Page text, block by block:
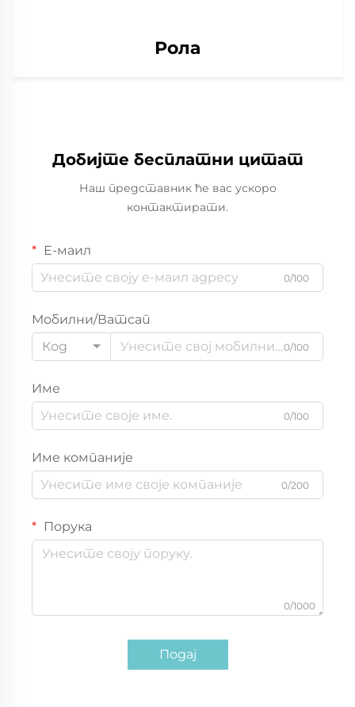
Рола
Добијте бесплатни цитат
Наш представник ће вас ускоро
контактирати.
Е-маил
0/100
Мобилни/Ватсап
Код
0/100
Име
0/100
Име компаније
0/200
Порука
0/1000
Подај